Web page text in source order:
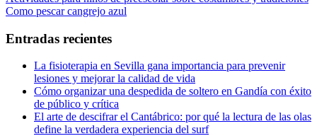
de
entradas
anterior:
Entrada
Como pescar cangrejo azul
Entradas recientes
La fisioterapia en Sevilla gana importancia para prevenir
lesiones y mejorar la calidad de vida
Cómo organizar una despedida de soltero en Gandía con éxito
de público y crítica
El arte de descifrar el Cantábrico: por qué la lectura de las olas
define la verdadera experiencia del surf